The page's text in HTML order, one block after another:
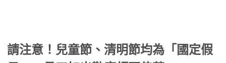
請注意！兒童節、清明節均為「國定假